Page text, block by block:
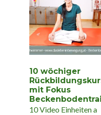
10 wöchiger
mit Fokus
10 Video Einheiten a